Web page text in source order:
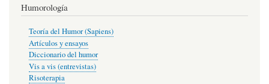
Humorología
Teoría del Humor (Sapiens)
Artículos y ensayos
Diccionario del humor
Vis a vis (entrevistas)
Risoterapia